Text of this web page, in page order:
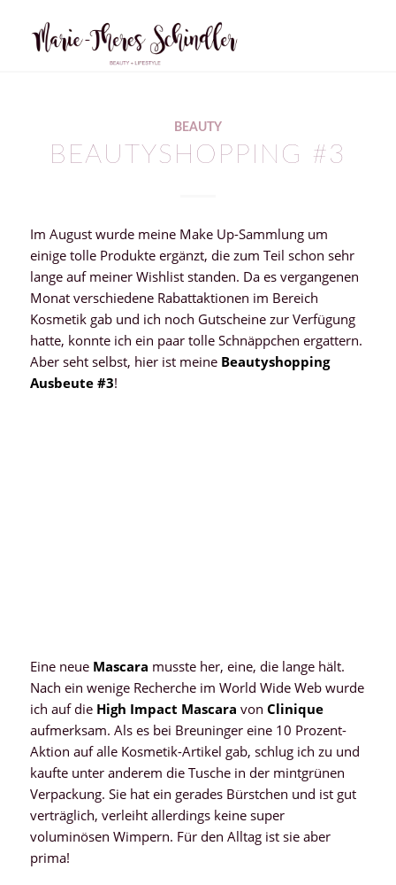
BEAUTY
BEAUTYSHOPPING #3
Im August wurde meine Make Up-Sammlung um
einige tolle Produkte ergänzt, die zum Teil schon sehr
lange auf meiner Wishlist standen. Da es vergangenen
Monat verschiedene Rabattaktionen im Bereich
Kosmetik gab und ich noch Gutscheine zur Verfügung
hatte, konnte ich ein paar tolle Schnäppchen ergattern.
Aber seht selbst, hier ist meine Beautyshopping
Ausbeute #3!
Eine neue Mascara musste her, eine, die lange hält.
Nach ein wenige Recherche im World Wide Web wurde
ich auf dieHigh Impact Mascara von Clinique
aufmerksam. Als es bei Breuninger eine 10 Prozent-
Aktion auf alle Kosmetik-Artikel gab, schlug ich zu und
kaufte unter anderem die Tusche in der mintgrünen
Verpackung. Sie hat ein gerades Bürstchen und ist gut
verträglich, verleiht allerdings keine super
voluminösen Wimpern. Für den Alltag ist sie aber
prima!